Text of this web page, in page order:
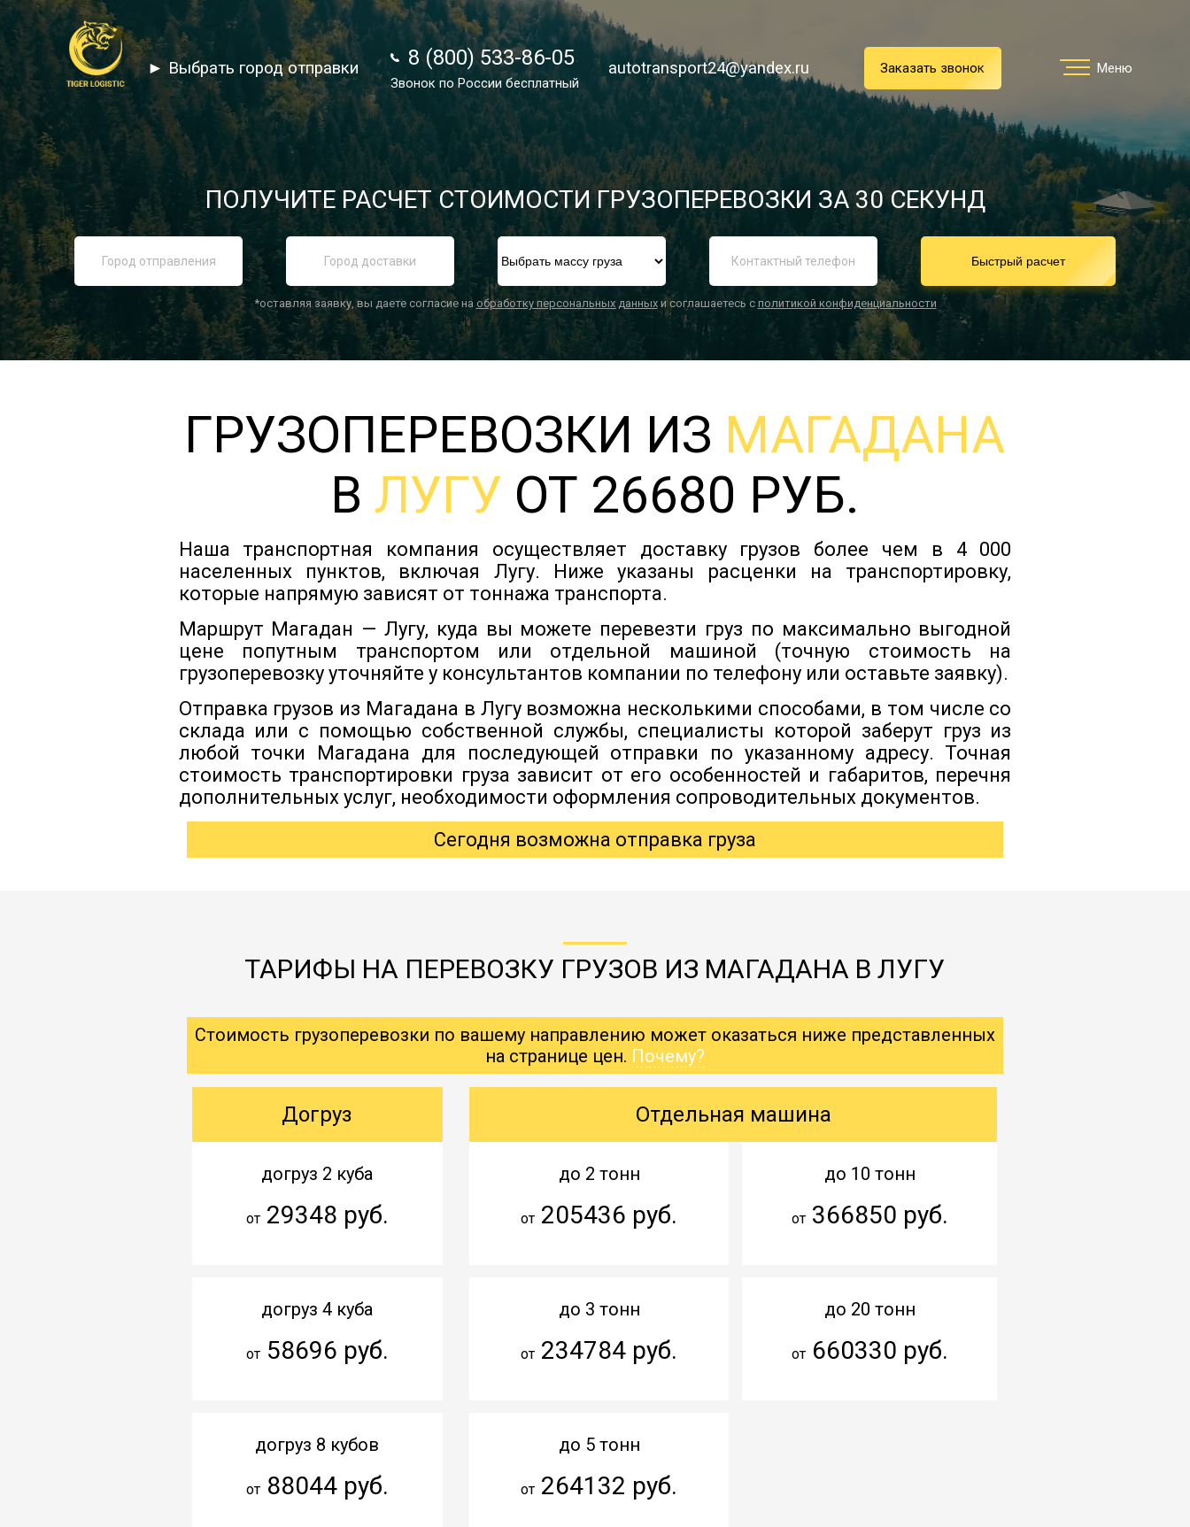
8 (800) 533-86-05
Звонок по России бесплатный
autotransport24@yandex.ru Заказать звонок Меню
Услуги
Преимущества
О компании
Тарифы
Статьи
Новости
Документы
Контакты
► Выбрать город отправки 8 (800) 533-86-05
Звонок по России бесплатный
autotransport24@yandex.ru Заказать звонок Меню
ПОЛУЧИТЕ РАСЧЕТ СТОИМОСТИ ГРУЗОПЕРЕВОЗКИ ЗА 30 СЕКУНД
Быстрый расчет
*оставляя заявку, вы даете согласие на обработку персональных данныхи соглашаетесь с политикой конфиденциальности
ГРУЗОПЕРЕВОЗКИ ИЗ МАГАДАНА
В ЛУГУ ОТ 26680 РУБ.
Наша транспортная компания осуществляет доставку грузов более чем в 4 000
населенных пунктов, включая Лугу. Ниже указаны расценки на транспортировку,
которые напрямую зависят от тоннажа транспорта.
Маршрут Магадан — Лугу, куда вы можете перевезти груз по максимально выгодной
цене попутным транспортом или отдельной машиной (точную стоимость на
грузоперевозку уточняйте у консультантов компании по телефону или оставьте заявку).
Отправка грузов из Магадана в Лугу возможна несколькими способами, в том числе со
склада или с помощью собственной службы, специалисты которой заберут груз из
любой точки Магадана для последующей отправки по указанному адресу. Точная
стоимость транспортировки груза зависит от его особенностей и габаритов, перечня
дополнительных услуг, необходимости оформления сопроводительных документов.
Сегодня возможна отправка груза
ТАРИФЫ НА ПЕРЕВОЗКУ ГРУЗОВ ИЗ МАГАДАНА В ЛУГУ
Стоимость грузоперевозки по вашему направлению может оказаться ниже представленных
на странице цен. Почему?
Догруз
догруз 2 куба
от29348 руб.
догруз 4 куба
от58696 руб.
догруз 8 кубов
от88044 руб.
Отдельная машина
до 2 тонн
от 205436 руб.
до 3 тонн
от 234784 руб.
до 5 тонн
от 264132 руб.
до 10 тонн
от366850 руб.
до 20 тонн
от660330 руб.